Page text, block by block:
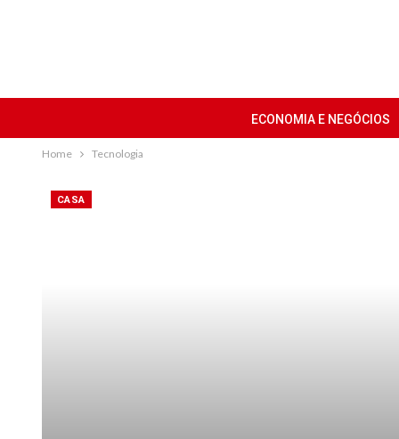
ECONOMIA E NEGÓCIOS
Home Tecnologia
CASA